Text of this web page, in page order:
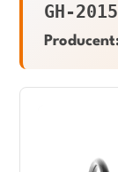
GH-